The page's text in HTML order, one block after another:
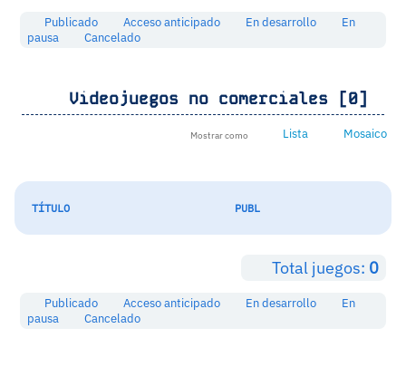
Publicado Acceso anticipado En desarrollo
En
pausa
Cancelado
Videojuegos no comerciales [0]
Mostrar como Lista Mosaico
TÍTULO PUBL
Total juegos: 0
Publicado Acceso anticipado En desarrollo
En
pausa
Cancelado